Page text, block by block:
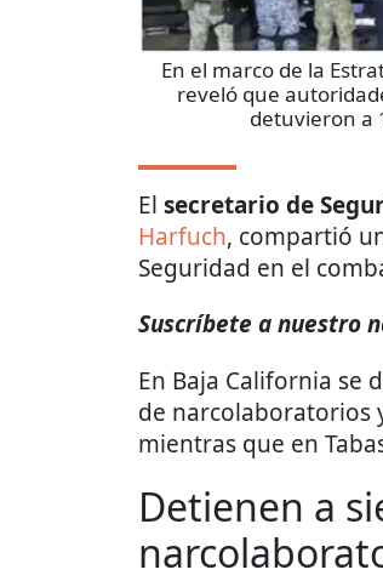
En el marco de la
reveló que
detuvieron a
El secretario de
Harfuch, compartió
Seguridad en el
Suscríbete a nuestro
En Baja California se
de narcolaboratorios
mientras que en
Detienen a